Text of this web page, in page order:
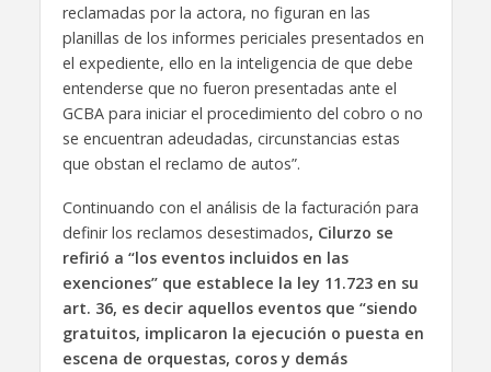
reclamadas por la actora, no figuran en las
planillas de los informes periciales presentados en
el expediente, ello en la inteligencia de que debe
entenderse que no fueron presentadas ante el
GCBA para iniciar el procedimiento del cobro o no
se encuentran adeudadas, circunstancias estas
que obstan el reclamo de autos”.
Continuando con el análisis de la facturación para
definir los reclamos desestimados, Cilurzo se
refirió a “los eventos incluidos en las
exenciones” que establece la ley 11.723 en su
art. 36, es decir aquellos eventos que “siendo
gratuitos, implicaron la ejecución o puesta en
escena de orquestas, coros y demás